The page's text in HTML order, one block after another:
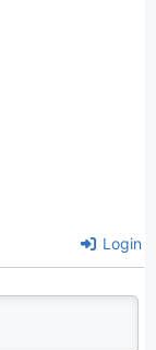
Login